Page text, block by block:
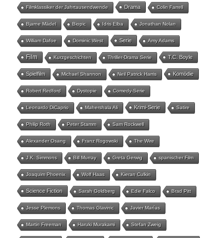
Filmklassiker der Jahrtausendwende Drama Colin Farrell
Bjarne Mädel Biopic Idris Elba Jonathan Nolan
William Dafoe Dominic West Serie Amy Adams
Film Kurzgeschichten Thriller-Drama Serie T.C. Boyle
Spielfilm Michael Shannon Neil Patrick Harris Komödie
Robert Redford Dystopie Comedy-Serie
Leonardo DiCaprio Mahershala Ali Krimi-Serie Satire
Philip Roth Peter Stamm Sam Rockwell
Alexander Osang Franz Rogowski The Wire
J.K. Simmons Bill Murray Greta Gerwig spanischer Film
Joaquim Phoenix Wolf Haas Kieran Culkin
Science Fiction Sarah Goldberg Edie Falco Brad Pitt
Jesse Plemons Thomas Glavinic Javier Marías
Martin Freeman Haruki Murakami Stefan Zweig